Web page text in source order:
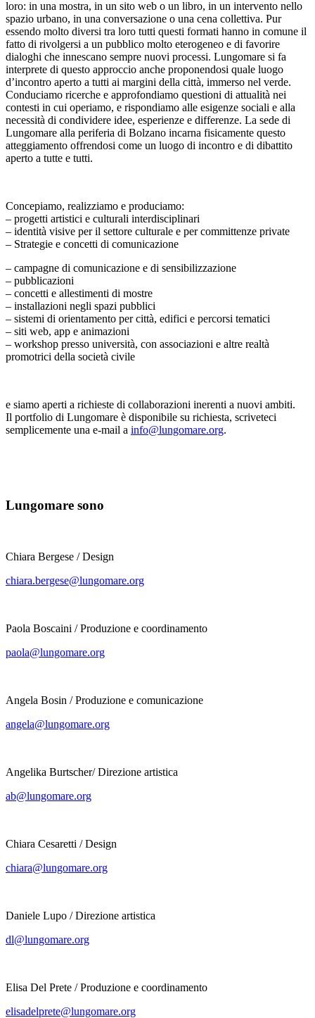
loro: in una mostra, in un sito web o un libro, in un intervento nello
spazio urbano, in una conversazione o una cena collettiva. Pur
essendo molto diversi tra loro tutti questi formati hanno in comune il
fatto di rivolgersi a un pubblico molto eterogeneo e di favorire
dialoghi che innescano sempre nuovi processi. Lungomare si fa
interprete di questo approccio anche proponendosi quale luogo
d’incontro aperto a tutti ai margini della città, immerso nel verde.
Conduciamo ricerche e approfondiamo questioni di attualità nei
contesti in cui operiamo, e rispondiamo alle esigenze sociali e alla
necessità di condividere idee, esperienze e differenze. La sede di
Lungomare alla periferia di Bolzano incarna fisicamente questo
atteggiamento offrendosi come un luogo di incontro e di dibattito
aperto a tutte e tutti.
Concepiamo, realizziamo e produciamo:
– progetti artistici e culturali interdisciplinari
– identità visive per il settore culturale e per committenze private
– Strategie e concetti di comunicazione
– campagne di comunicazione e di sensibilizzazione
– pubblicazioni
– concetti e allestimenti di mostre
– installazioni negli spazi pubblici
– sistemi di orientamento per città, edifici e percorsi tematici
– siti web, app e animazioni
– workshop presso università, con associazioni e altre realtà
promotrici della società civile
e siamo aperti a richieste di collaborazioni inerenti a nuovi ambiti.
Il portfolio di Lungomare è disponibile su richiesta, scriveteci
semplicemente una e-mail a info@lungomare.org.
Lungomare sono
Chiara Bergese / Design
chiara.bergese@lungomare.org
Paola Boscaini / Produzione e coordinamento
paola@lungomare.org
Angela Bosin / Produzione e comunicazione
angela@lungomare.org
Angelika Burtscher/ Direzione artistica
ab@lungomare.org
Chiara Cesaretti / Design
chiara@lungomare.org
Daniele Lupo / Direzione artistica
dl@lungomare.org
Elisa Del Prete / Produzione e coordinamento
elisadelprete@lungomare.org